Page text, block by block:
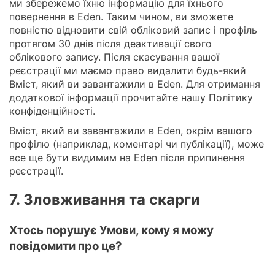
ми збережемо їхню інформацію для їхнього
повернення в Eden. Таким чином, ви зможете
повністю відновити свій обліковий запис і профіль
протягом 30 днів після деактивації свого
облікового запису. Після скасування вашої
реєстрації ми маємо право видалити будь-який
Вміст, який ви завантажили в Eden. Для отримання
додаткової інформації прочитайте нашу Політику
конфіденційності.
Вміст, який ви завантажили в Eden, окрім вашого
профілю (наприклад, коментарі чи публікації), може
все ще бути видимим на Eden після припинення
реєстрації.
7. Зловживання та скарги
Хтось порушує Умови, кому я можу
повідомити про це?